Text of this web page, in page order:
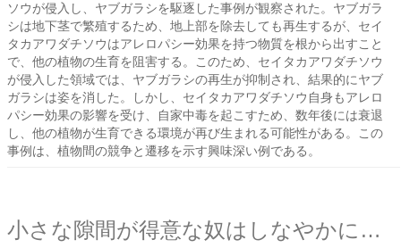
ソウが侵入し、ヤブガラシを駆逐した事例が観察された。ヤブガラ
シは地下茎で繁殖するため、地上部を除去しても再生するが、セイ
タカアワダチソウはアレロパシー効果を持つ物質を根から出すこと
で、他の植物の生育を阻害する。このため、セイタカアワダチソウ
が侵入した領域では、ヤブガラシの再生が抑制され、結果的にヤブ
ガラシは姿を消した。しかし、セイタカアワダチソウ自身もアレロ
パシー効果の影響を受け、自家中毒を起こすため、数年後には衰退
し、他の植物が生育できる環境が再び生まれる可能性がある。この
事例は、植物間の競争と遷移を示す興味深い例である。
小さな隙間が得意な奴はしなやかに生きてる